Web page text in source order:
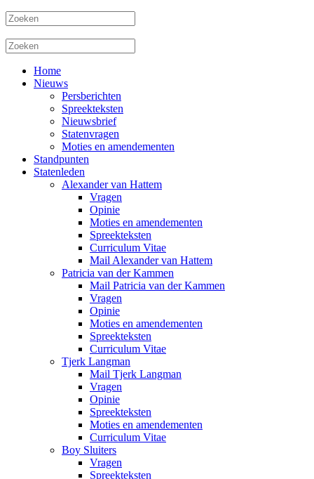
Home
Nieuws
Persberichten
Spreekteksten
Nieuwsbrief
Statenvragen
Moties en amendementen
Standpunten
Statenleden
Alexander van Hattem
Vragen
Opinie
Moties en amendementen
Spreekteksten
Curriculum Vitae
Mail Alexander van Hattem
Patricia van der Kammen
Mail Patricia van der Kammen
Vragen
Opinie
Moties en amendementen
Spreekteksten
Curriculum Vitae
Tjerk Langman
Mail Tjerk Langman
Vragen
Opinie
Spreekteksten
Moties en amendementen
Curriculum Vitae
Boy Sluiters
Vragen
Spreekteksten